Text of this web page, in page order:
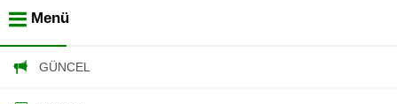
Menü
GÜNCEL